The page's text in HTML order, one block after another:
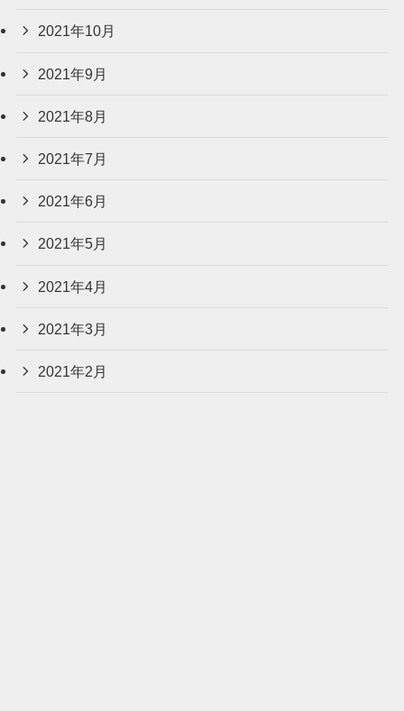
2021年10月
2021年9月
2021年8月
2021年7月
2021年6月
2021年5月
2021年4月
2021年3月
2021年2月